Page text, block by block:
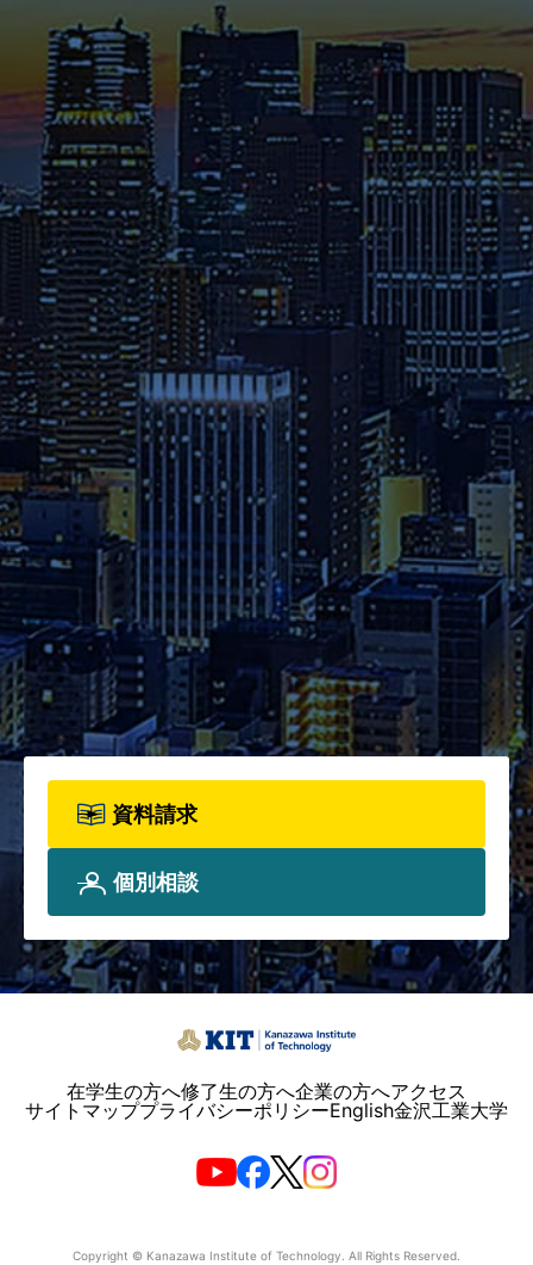
これまでに様々なメディアで紹
介された在学生や修了生の声、
さらには教員のメッセージ等を
ご覧ください。
募集要項
本学へのご出願を検討されてい
る方は、お早めに出願期間・試
験日程・提出書類・納入金など
の詳細をご確認ください。
資料請求
2026年度パンフレット配布開
始！カリキュラム全体、各科目
詳細、院生プロフィールについ
て、詳しく知りたい方は資料請
求フォームからお申込みくださ
い。
資料請求
個別相談
在学生の方へ修了生の方へ企業の方へアクセス
サイトマッププライバシーポリシーEnglish金沢工業大学
Copyright © Kanazawa Institute of Technology. All Rights Reserved.